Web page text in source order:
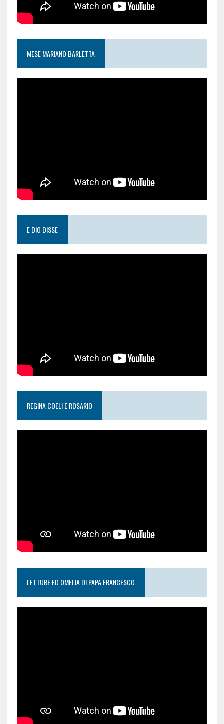
MESE MARIANO BARLETTA
E DIO DISSE
REGINA COELI E ROSARIO
LETTURE ED OMELIA DI PAPA FRANCESCO